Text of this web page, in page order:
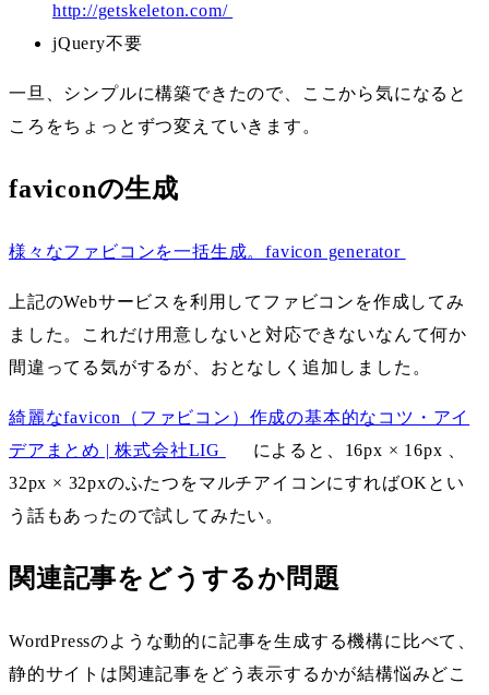
http://getskeleton.com/
jQuery不要
一旦、シンプルに構築できたので、ここから気になると
ころをちょっとずつ変えていきます。
faviconの生成
様々なファビコンを一括生成。favicon generator
上記のWebサービスを利用してファビコンを作成してみ
ました。これだけ用意しないと対応できないなんて何か
間違ってる気がするが、おとなしく追加しました。
綺麗なfavicon（ファビコン）作成の基本的なコツ・アイ
デアまとめ | 株式会社LIG
によると、16px × 16px 、
32px × 32pxのふたつをマルチアイコンにすればOKとい
う話もあったので試してみたい。
関連記事をどうするか問題
WordPressのような動的に記事を生成する機構に比べて、
静的サイトは関連記事をどう表示するかが結構悩みどこ